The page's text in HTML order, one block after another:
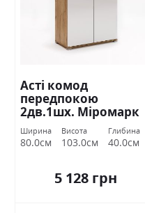
Асті комод
передпокою
2дв.1шх. Міромарк
Ширина
80.0см
Висота
103.0см
Глибина
40.0см
5 128 грн